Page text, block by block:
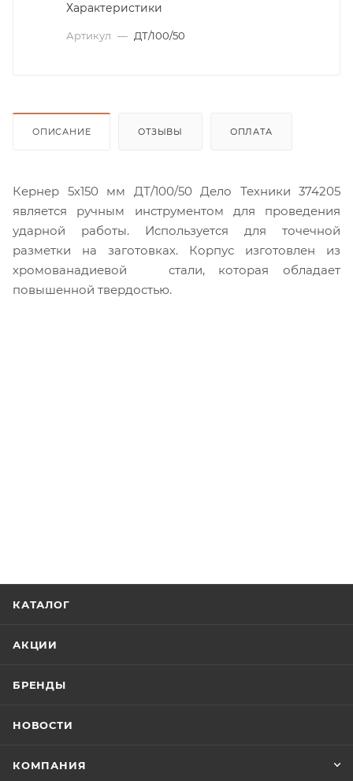
Характеристики
Артикул — ДТ/100/50
ОПИСАНИЕ ОТЗЫВЫ ОПЛАТА
Кернер 5х150 мм ДТ/100/50 Дело Техники 374205
является ручным инструментом для проведения
ударной работы. Используется для точечной
разметки на заготовках. Корпус изготовлен из
хромованадиевой стали, которая обладает
повышенной твердостью.
КАТАЛОГ
АКЦИИ
БРЕНДЫ
НОВОСТИ
КОМПАНИЯ